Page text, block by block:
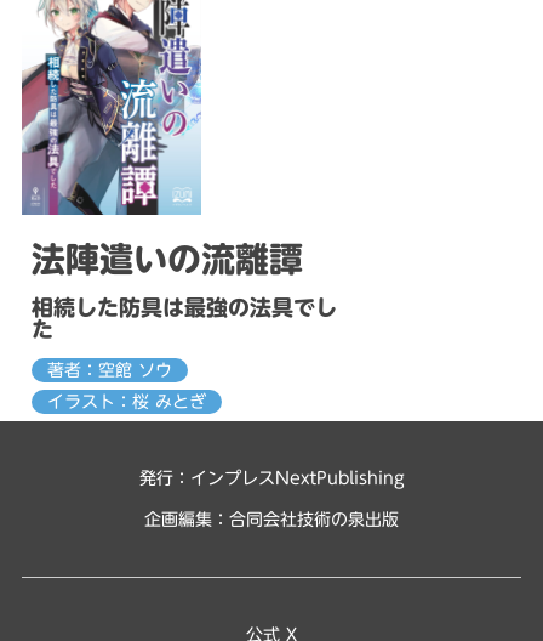
法陣遣いの流離譚
相続した防具は最強の法具でし
た
著者：空館 ソウ
イラスト：桜 みとぎ
発行：インプレスNextPublishing
企画編集： 合同会社技術の泉出版
公式 X